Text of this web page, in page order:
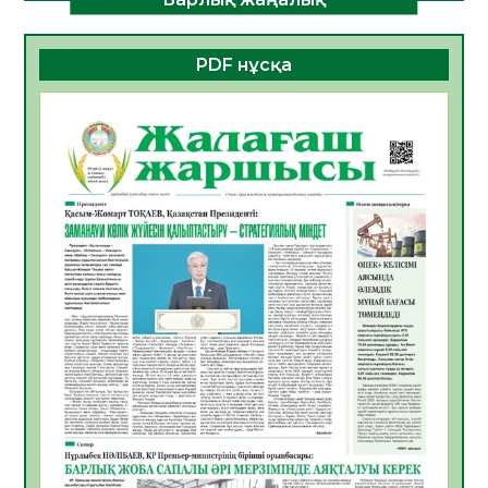
ДАМУЫНЫҢ НЕГІЗІ
06.08.2026
24 0
ҚҰРЫЛТАЙ САЙЛАУЫ – БОЛАШАҚҚА
БАСТАР ЖАУАПТЫ ТАҢДАУ
06.08.2026
Инфекциялық ауруларға қарсы иммундау
жұмыстарының тиімділігі
06.08.2026
28
Көкжөтел ауруы туралы
06.08.2026
25
АПВ вакцинасы туралы мәлімет
06.08.2026
26
Open Air: Қызылорда облысы полиция
департаменті 20 мыңнан астам
көрерменнің қауіпсіздігін қамтамасыз етті
06.08.2026
38
PDF нұсқа